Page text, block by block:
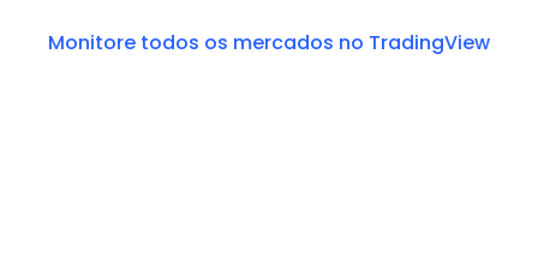
Monitore todos os mercados no TradingView